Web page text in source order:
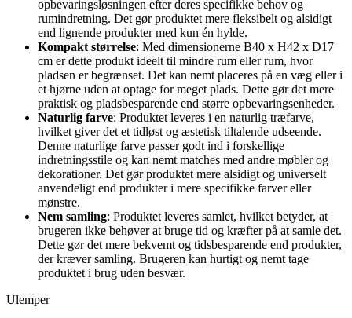
opbevaringsløsningen efter deres specifikke behov og
rumindretning. Det gør produktet mere fleksibelt og alsidigt
end lignende produkter med kun én hylde.
Kompakt størrelse: Med dimensionerne B40 x H42 x D17
cm er dette produkt ideelt til mindre rum eller rum, hvor
pladsen er begrænset. Det kan nemt placeres på en væg eller i
et hjørne uden at optage for meget plads. Dette gør det mere
praktisk og pladsbesparende end større opbevaringsenheder.
Naturlig farve: Produktet leveres i en naturlig træfarve,
hvilket giver det et tidløst og æstetisk tiltalende udseende.
Denne naturlige farve passer godt ind i forskellige
indretningsstile og kan nemt matches med andre møbler og
dekorationer. Det gør produktet mere alsidigt og universelt
anvendeligt end produkter i mere specifikke farver eller
mønstre.
Nem samling: Produktet leveres samlet, hvilket betyder, at
brugeren ikke behøver at bruge tid og kræfter på at samle det.
Dette gør det mere bekvemt og tidsbesparende end produkter,
der kræver samling. Brugeren kan hurtigt og nemt tage
produktet i brug uden besvær.
Ulemper